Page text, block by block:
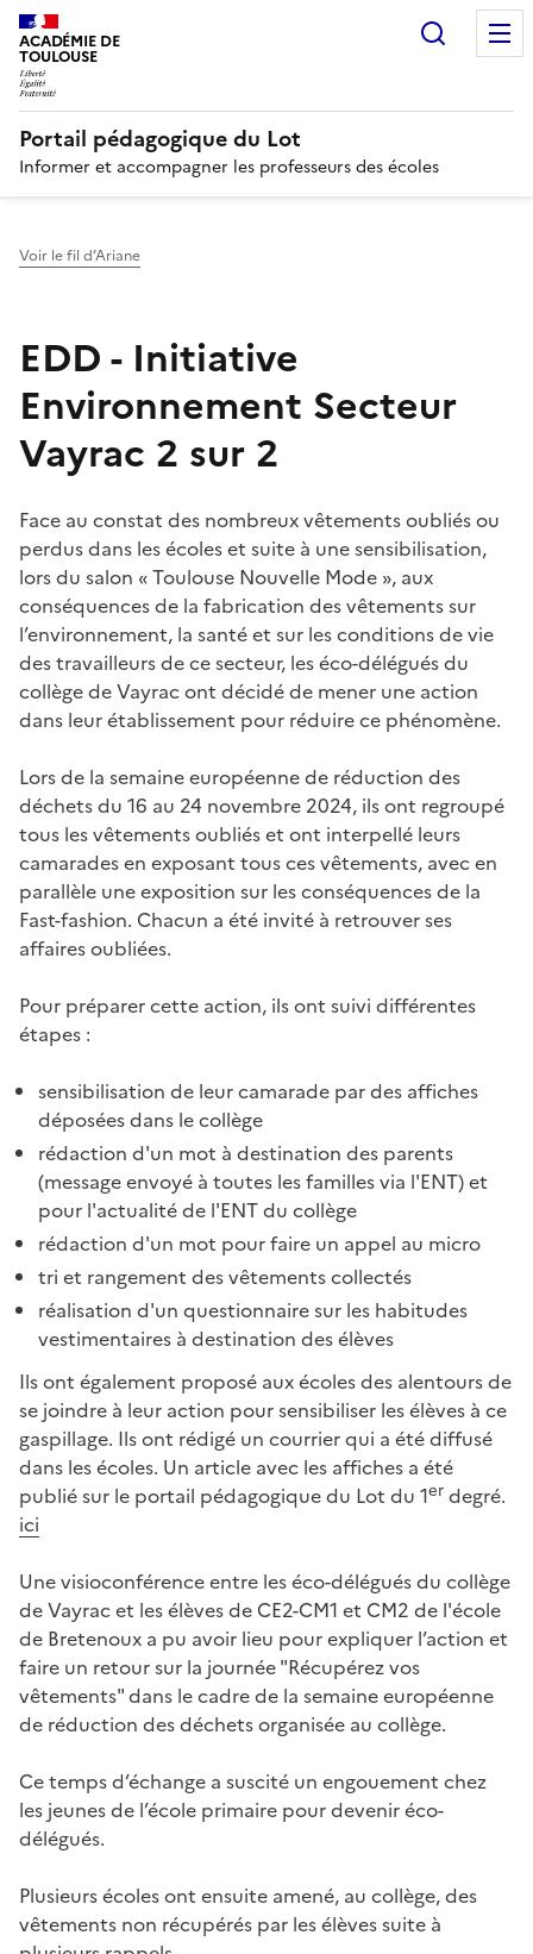
ACADÉMIE DE
TOULOUSE
Portail pédagogique du Lot
Informer et accompagner les professeurs des écoles
Voir le fil d’Ariane
EDD - Initiative
Environnement Secteur
Vayrac 2 sur 2
Face au constat des nombreux vêtements oubliés ou
perdus dans les écoles et suite à une sensibilisation,
lors du salon « Toulouse Nouvelle Mode », aux
conséquences de la fabrication des vêtements sur
l’environnement, la santé et sur les conditions de vie
des travailleurs de ce secteur, les éco-délégués du
collège de Vayrac ont décidé de mener une action
dans leur établissement pour réduire ce phénomène.
Lors de la semaine européenne de réduction des
déchets du 16 au 24 novembre 2024, ils ont regroupé
tous les vêtements oubliés et ont interpellé leurs
camarades en exposant tous ces vêtements, avec en
parallèle une exposition sur les conséquences de la
Fast-fashion. Chacun a été invité à retrouver ses
affaires oubliées.
Pour préparer cette action, ils ont suivi différentes
étapes :
sensibilisation de leur camarade par des affiches
déposées dans le collège
rédaction d'un mot à destination des parents
(message envoyé à toutes les familles via l'ENT) et
pour l'actualité de l'ENT du collège
rédaction d'un mot pour faire un appel au micro
tri et rangement des vêtements collectés
réalisation d'un questionnaire sur les habitudes
vestimentaires à destination des élèves
Ils ont également proposé aux écoles des alentours de
se joindre à leur action pour sensibiliser les élèves à ce
gaspillage. Ils ont rédigé un courrier qui a été diffusé
dans les écoles. Un article avec les affiches a été
publié sur le portail pédagogique du Lot du 1er degré.
ici
Une visioconférence entre les éco-délégués du collège
de Vayrac et les élèves de CE2-CM1 et CM2 de l'école
de Bretenoux a pu avoir lieu pour expliquer l’action et
faire un retour sur la journée "Récupérez vos
vêtements" dans le cadre de la semaine européenne
de réduction des déchets organisée au collège.
Ce temps d’échange a suscité un engouement chez
les jeunes de l’école primaire pour devenir éco-
délégués.
Plusieurs écoles ont ensuite amené, au collège, des
vêtements non récupérés par les élèves suite à